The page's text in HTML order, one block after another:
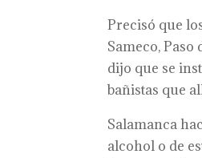
Precisó que
Sameco,
dijo que se
bañistas que
Salamanca
alcohol o de